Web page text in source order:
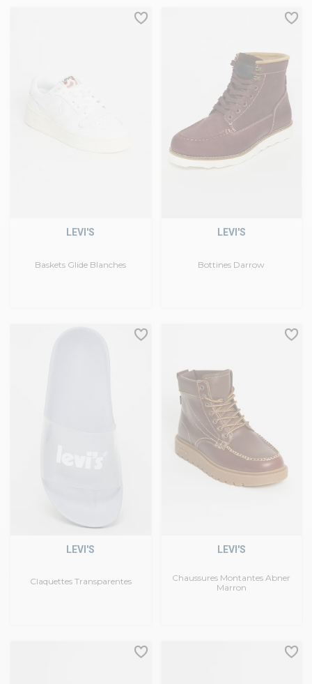
Baskets Glide Blanches
LEVI'S
Bottines Darrow
LEVI'S
Claquettes Transparentes
LEVI'S
Chaussures Montantes Abner
Marron
LEVI'S